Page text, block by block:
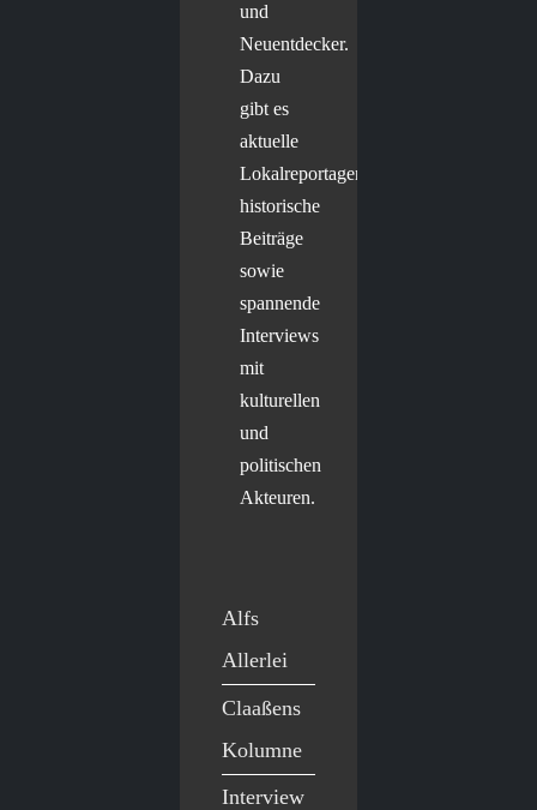
und
Neuentdecker.
Dazu
gibt es
aktuelle
Lokalreportagen,
historische
Beiträge
sowie
spannende
Interviews
mit
kulturellen
und
politischen
Akteuren.
Alfs
Allerlei
Claaßens
Kolumne
Interview